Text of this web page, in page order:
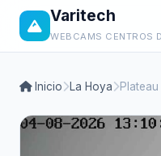
Varitech
WEBCAMS CENTROS
Inicio La Hoya Plateau